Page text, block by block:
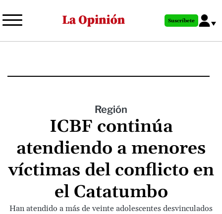
al
principal
Suscríbete
Región
ICBF continúa
atendiendo a menores
víctimas del conflicto en
el Catatumbo
Han atendido a más de veinte adolescentes desvinculados